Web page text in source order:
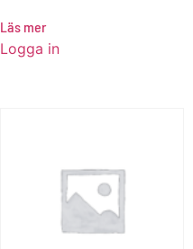
Läs mer
Logga in